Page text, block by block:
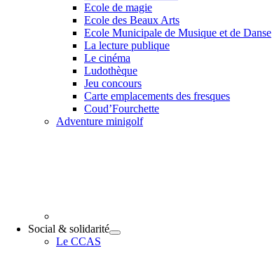
Ecole de magie
Ecole des Beaux Arts
Ecole Municipale de Musique et de Danse
La lecture publique
Le cinéma
Ludothèque
Jeu concours
Carte emplacements des fresques
Coud’Fourchette
Adventure minigolf
Social & solidarité
Le CCAS